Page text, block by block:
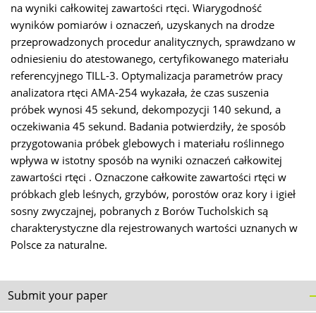
na wyniki całkowitej zawartości rtęci. Wiarygodność
wyników pomiarów i oznaczeń, uzyskanych na drodze
przeprowadzonych procedur analitycznych, sprawdzano w
odniesieniu do atestowanego, certyfikowanego materiału
referencyjnego TILL-3. Optymalizacja parametrów pracy
analizatora rtęci AMA-254 wykazała, że czas suszenia
próbek wynosi 45 sekund, dekompozycji 140 sekund, a
oczekiwania 45 sekund. Badania potwierdziły, że sposób
przygotowania próbek glebowych i materiału roślinnego
wpływa w istotny sposób na wyniki oznaczeń całkowitej
zawartości rtęci . Oznaczone całkowite zawartości rtęci w
próbkach gleb leśnych, grzybów, porostów oraz kory i igieł
sosny zwyczajnej, pobranych z Borów Tucholskich są
charakterystyczne dla rejestrowanych wartości uznanych w
Polsce za naturalne.
Submit your paper